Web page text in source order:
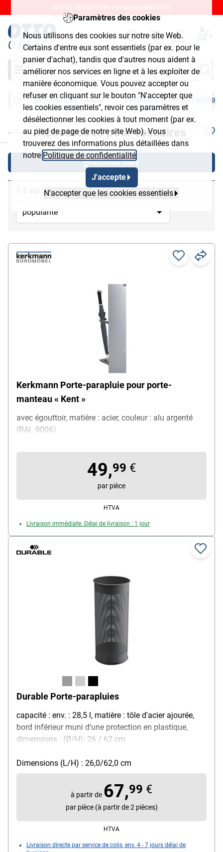
Paramètres des cookies
Nous utilisons des cookies sur notre site Web.
Certains d'entre eux sont essentiels (par ex. pour le
panier d'achat), tandis que d'autres nous aident à
améliorer nos services en ligne et à les exploiter de
manière économique. Vous pouvez accepter ou
refuser en cliquant sur le bouton "N'accepter que
les cookies essentiels", revoir ces paramètres et
désélectionner les cookies à tout moment (par ex.
au pied de page de notre site Web). Vous
trouverez des informations plus détaillées dans
notre Politique de confidentialité
J'accepte
N'accepter que les cookies essentiels
20% DE RÉDUCTION + livraison GRATUITE.
0
Chercher
Mobiliers de bureau Vestiaires et porte-
Accessoires pour vestiaires
Afficher filtre
1-3 sur 3
Kerkmann Porte-parapluie pour porte-
manteau « Kent »
avec égouttoir, matière : acier, couleur : alu argenté
(RAL 9006)
49,99 €
par pièce
HTVA
Livraison immédiate. Délai de livraison : 1 jour
Durable Porte-parapluies
capacité : env. : 28,5 l, matière : tôle d'acier ajourée,
bord inférieur muni d'une protection en plastique,
dimensions : (Ø/H): 26 / 62 cm
Dimensions (L/H) : 26,0/62,0 cm
à partir de 67,99 €
par pièce (à partir de 2 pièces)
HTVA
Livraison directe par service de colis, env. 4 - 7 jours délai de